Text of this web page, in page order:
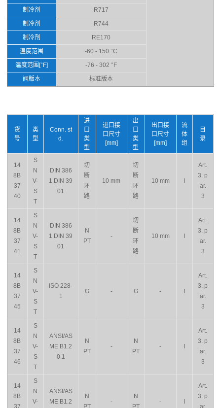
制冷剂
R717
制冷剂
R744
制冷剂
RE170
温度范围
-60 - 150 °C
温度范围[°F]
-76 - 302 °F
阀版本
标准版本
货
号
类
型
Conn. st
d.
进
口
类
型
进口接
口尺寸
[mm]
出
口
类
型
出口接
口尺寸
[mm]
流
体
组
目
录
14
8B
37
40
S
N
V-
S
T
DIN 386
1 DIN 39
01
切
断
环
路
10 mm
切
断
环
路
10 mm
Art.
3. p
ar.
3
14
8B
37
41
S
N
V-
S
T
DIN 386
1 DIN 39
01
N
PT
-
切
断
环
路
10 mm
Art.
3. p
ar.
3
14
8B
37
45
S
N
V-
S
T
ISO 228-
1
G - G -
Art.
3. p
ar.
3
14
8B
37
46
S
N
V-
S
T
ANSI/AS
ME B1.2
0.1
N
PT
-
N
PT
-
Art.
3. p
ar.
3
14
8B
37
S
N
V-
ANSI/AS
ME B1.2
N
PT
-
N
PT
-
Art.
3. p
ar.